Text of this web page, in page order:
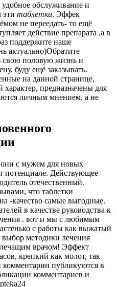
обслуживание и
эти таблетки. Эффек
не переедать- то ещё
действие препарата ,а в
поддержите наше
актуально)Обратите
свою половую жизнь и
буду ещё заказывать.
на данной странице,
предназначены для
личным мнением, а не
они с мужем для новых
потенциале. Действующее
отечественный.
что таблетки
-качество самые выгодные.
в качестве руководства к
. вот и мы с любимым
с работы как выжатый
методики лечения
врачом! Эффект
крепкий как молот, так
публикуются в
комментариев и